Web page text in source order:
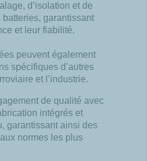
d’isolation et de
batteries, garantissant
et leur fiabilité.
peuvent également
spécifiques d’autres
et l’industrie.
de qualité avec
intégrés et
garantissant ainsi des
normes les plus